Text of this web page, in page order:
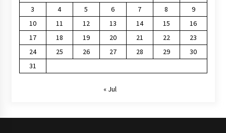
3
4 5 6 7 8
9
10
11 12 13 14 15
16
17
18 19 20 21 22
23
24
25 26 27 28 29
30
31
« Jul